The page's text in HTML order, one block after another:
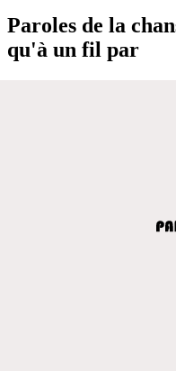
Paroles de la
qu'à un fil par